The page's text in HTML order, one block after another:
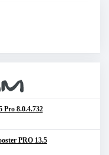
Pro 8.0.4.732
PRO 13.5